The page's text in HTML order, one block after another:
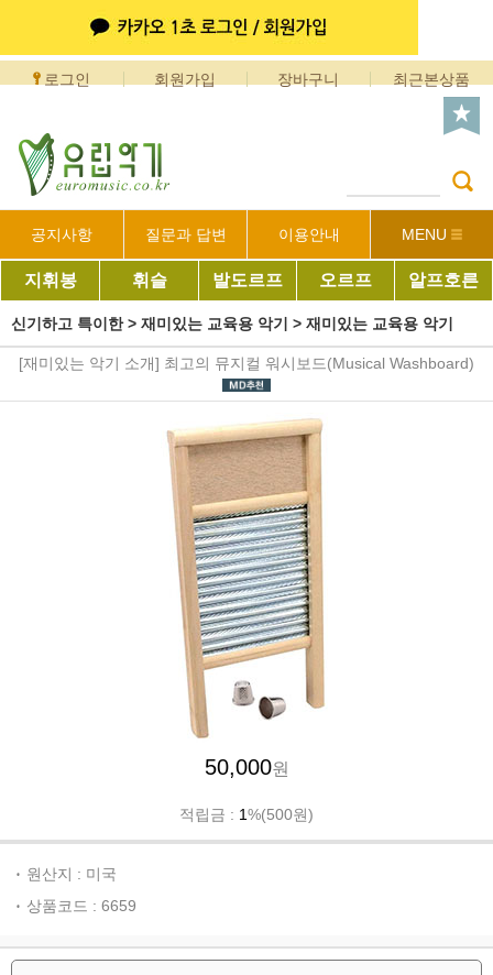
로그인 회원가입 장바구니 최근본상품
공지사항 질문과 답변 이용안내 MENU
지휘봉 휘슬 발도르프 오르프 알프호른
신기하고 특이한> 재미있는 교육용 악기 > 재미있는 교육용 악기
[재미있는 악기 소개] 최고의 뮤지컬 워시보드(Musical Washboard)
50,000원
적립금 : 1%(500원)
원산지 : 미국
상품코드 : 6659